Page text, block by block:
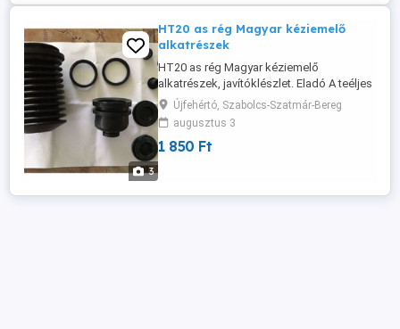
3
HT20 as rég Magyar kéziemelő
alkatrészek
HT20 as rég Magyar kéziemelő
alkatrészek, javítóklészlet. Eladó A teéljes
javítókészlet, amiben a gumitömítések
vannak: 9500 Ft Bruttó.
Újfehértó, Szabolcs-Szatmár-Bereg
augusztus 3
1 850 Ft